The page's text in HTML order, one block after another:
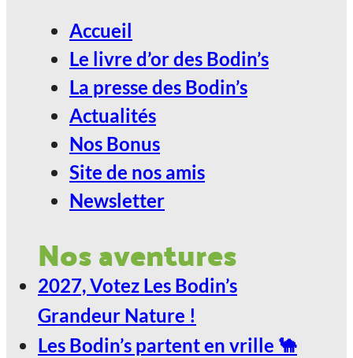
Nature !
24
ANGOULÊME / ESPACE
CARAT
Nature !
29
Jan
Accueil
Le livre d’or des Bodin’s
La presse des Bodin’s
Actualités
Nos Bonus
Site de nos amis
Newsletter
Nos aventures
2027, Votez Les Bodin’s
Grandeur Nature !
Les Bodin’s partent en vrille 🐪